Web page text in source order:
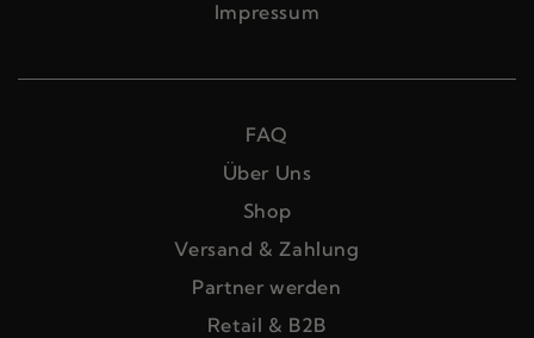
FAQ
Über Uns
Shop
Versand & Zahlung
Partner werden
Retail & B2B
Impressum